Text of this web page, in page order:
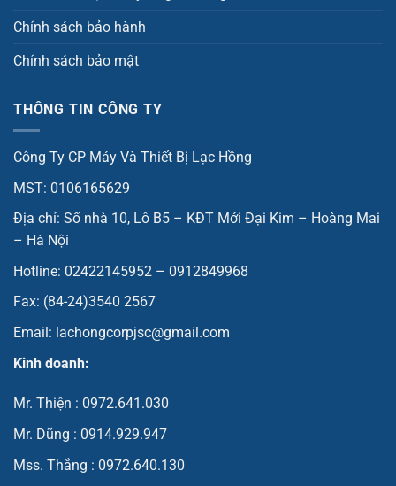
Chính sách bảo hành
Chính sách bảo mật
THÔNG TIN CÔNG TY
Công Ty CP Máy Và Thiết Bị Lạc Hồng
MST: 0106165629
Địa chỉ: Số nhà 10, Lô B5 – KĐT Mới Đại Kim – Hoàng Mai
– Hà Nội
Hotline: 02422145952 – 0912849968
Fax: (84-24)3540 2567
Email: lachongcorpjsc@gmail.com
Kinh doanh:
Mr. Thiện : 0972.641.030
Mr. Dũng : 0914.929.947
Mss. Thắng : 0972.640.130